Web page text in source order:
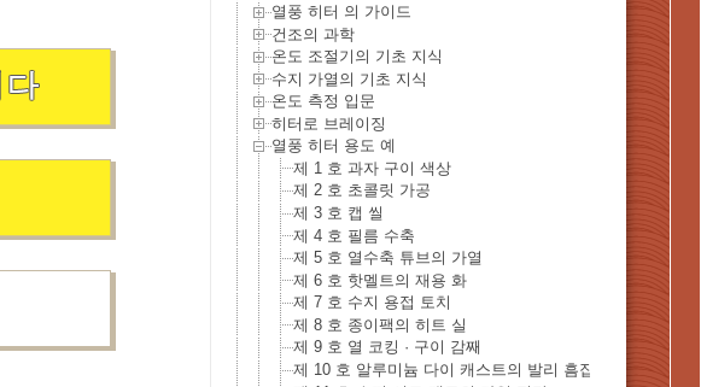
열풍 히터 의 가이드
건조의 과학
온도 조절기의 기초 지식
수지 가열의 기초 지식
온도 측정 입문
히터로 브레이징
열풍 히터 용도 예
제 1 호 과자 구이 색상
제 2 호 초콜릿 가공
제 3 호 캡 씰
제 4 호 필름 수축
제 5 호 열수축 튜브의 가열
제 6 호 핫멜트의 재용 화
제 7 호 수지 용접 토치
제 8 호 종이팩의 히트 실
제 9 호 열 코킹 · 구이 감째
제 10 호 알루미늄 다이 캐스트의 발리 흠집 제거